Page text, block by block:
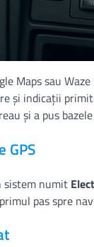
Maps sau
și indicații
și a pus
GPS
sistem numit
pas spre